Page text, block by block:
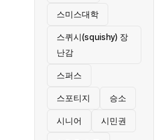
스미스대학
스퀴시(squishy) 장
난감
스퍼스
스포티지 승소
시니어 시민권